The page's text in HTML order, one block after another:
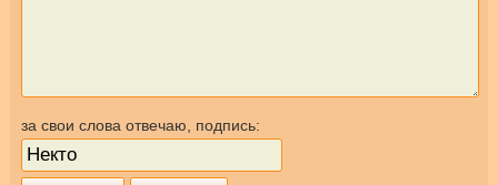
за свои слова отвечаю, подпись: